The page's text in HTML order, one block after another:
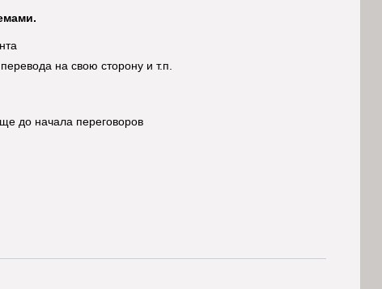
на свою сторону и т.п.
до начала переговоров